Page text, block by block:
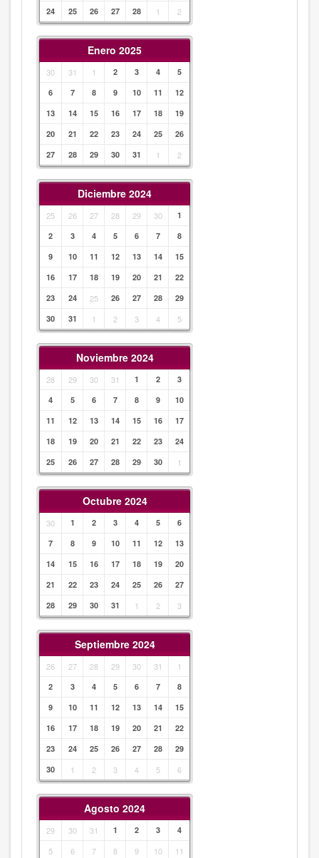
24
25 26 27 28 1 2
Enero 2025
30 31 1 2 3 4
5
6
7 8 9 10 11
12
13
14 15 16 17 18
19
20
21 22 23 24 25
26
27
28 29 30 31 1 2
Diciembre 2024
25 26 27 28 29 30
1
2
3 4 5 6 7
8
9
10 11 12 13 14
15
16
17 18 19 20 21
22
23
24 25 26 27 28
29
30
31 1 2 3 4 5
Noviembre 2024
28 29 30 31 1 2
3
4
5 6 7 8 9
10
11
12 13 14 15 16
17
18
19 20 21 22 23
24
25
26 27 28 29 30 1
Octubre 2024
30 1 2 3 4 5
6
7
8 9 10 11 12
13
14
15 16 17 18 19
20
21
22 23 24 25 26
27
28
29 30 31 1 2 3
Septiembre 2024
26 27 28 29 30 31 1
2 3 4 5 6 7
8
9
10 11 12 13 14
15
16
17 18 19 20 21
22
23
24 25 26 27 28
29
30
1 2 3 4 5 6
Agosto 2024
29 30 31 1 2 3 4
5 6 7 8 9 10
11